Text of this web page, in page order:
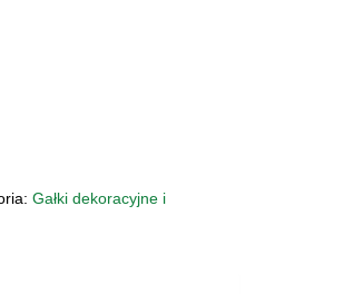
Gałki dekoracyjne i